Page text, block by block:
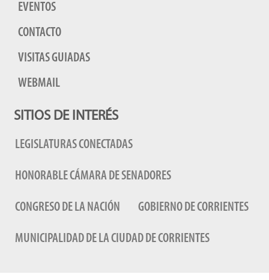
EVENTOS
CONTACTO
VISITAS GUIADAS
WEBMAIL
SITIOS DE INTERÉS
LEGISLATURAS CONECTADAS
HONORABLE CÁMARA DE SENADORES
CONGRESO DE LA NACIÓN GOBIERNO DE CORRIENTES
MUNICIPALIDAD DE LA CIUDAD DE CORRIENTES